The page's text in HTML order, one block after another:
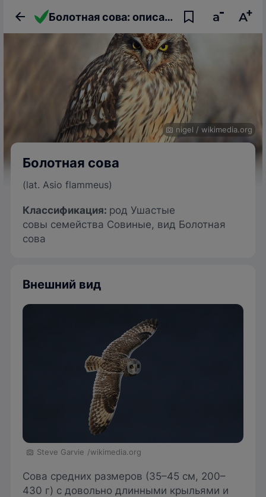
Болотная сова: описание птицы, фото, образ жизни и интересные факты
nigel / wikimedia.org
Болотная сова
(lat. Asio flammeus)
Классификация: род Ушастые
совы семейства Совиные, вид Болотная
сова
Внешний вид
Steve Garvie /wikimedia.org
Сова средних размеров (35–45 см, 200–
430 г) с довольно длинными крыльями и